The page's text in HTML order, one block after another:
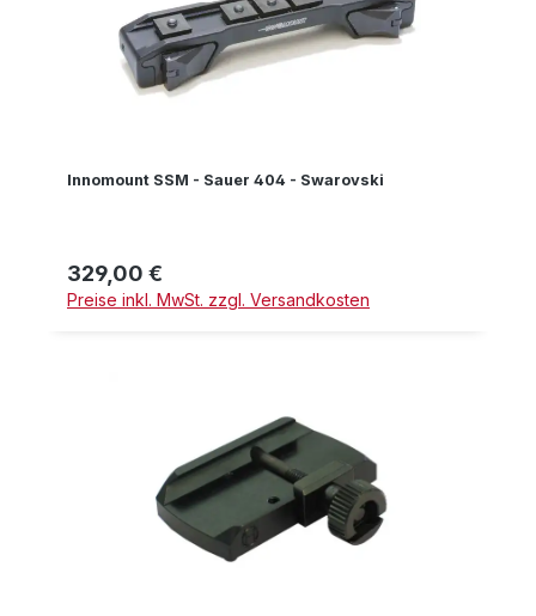
Innomount SSM - Sauer 404 - Swarovski
Regulärer Preis:
329,00 €
Preise inkl. MwSt. zzgl. Versandkosten